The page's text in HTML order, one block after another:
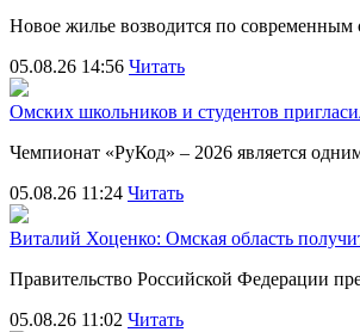
Новое жилье возводится по
05.08.26 14:56 Читать
Омских школьников и студентов
Чемпионат «РуКод» – 2026 является
05.08.26 11:24 Читать
Виталий Хоценко: Омская область
Правительство Российской Федерации
05.08.26 11:02 Читать